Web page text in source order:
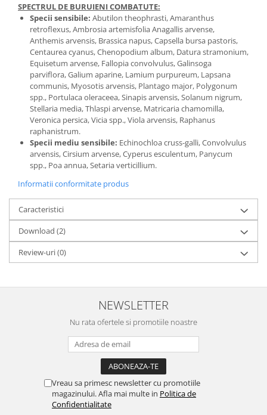
SPECTRUL DE BURUIENI COMBATUTE:
Specii sensibile: Abutilon theophrasti, Amaranthus
retroflexus, Ambrosia artemisfolia Anagallis arvense,
Anthemis arvensis, Brassica napus, Capsella bursa pastoris,
Centaurea cyanus, Chenopodium album, Datura stramonium,
Equisetum arvense, Fallopia convolvulus, Galinsoga
parviflora, Galium aparine, Lamium purpureum, Lapsana
communis, Myosotis arvensis, Plantago major, Polygonum
spp., Portulaca oleraceea, Sinapis arvensis, Solanum nigrum,
Stellaria media, Thlaspi arvense, Matricaria chamomilla,
Veronica persica, Vicia spp., Viola arvensis, Raphanus
raphanistrum.
Specii mediu sensibile: Echinochloa cruss-galli, Convolvulus
arvensis, Cirsium arvense, Cyperus esculentum, Panycum
spp., Poa annua, Setaria verticillium.
Informatii conformitate produs
Caracteristici
Download (2)
Review-uri(0)
NEWSLETTER
Nu rata ofertele si promotiile noastre
Vreau sa primesc newsletter cu promotiile
magazinului. Afla mai multe in Politica de
Confidentialitate